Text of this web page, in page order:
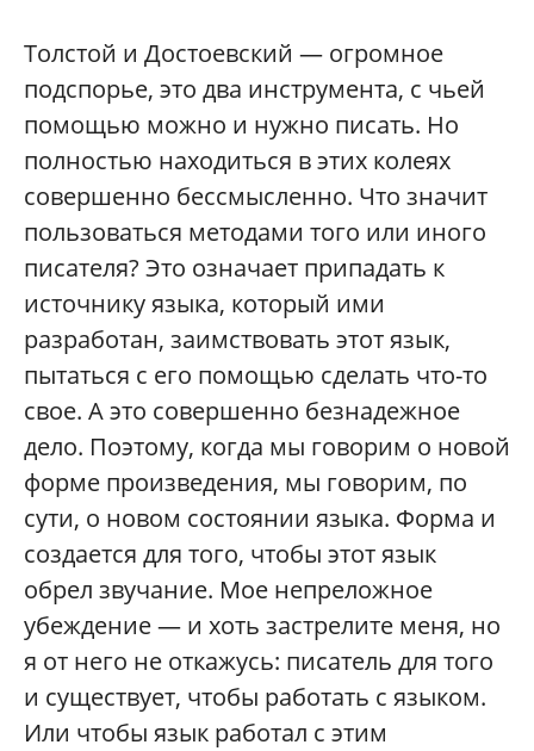
Толстой и Достоевский — огромное
подспорье, это два инструмента, с чьей
помощью можно и нужно писать. Но
полностью находиться в этих колеях
совершенно бессмысленно. Что значит
пользоваться методами того или иного
писателя? Это означает припадать к
источнику языка, который ими
разработан, заимствовать этот язык,
пытаться с его помощью сделать что-то
свое. А это совершенно безнадежное
дело. Поэтому, когда мы говорим о новой
форме произведения, мы говорим, по
сути, о новом состоянии языка. Форма и
создается для того, чтобы этот язык
обрел звучание. Мое непреложное
убеждение — и хоть застрелите меня, но
я от него не откажусь: писатель для того
и существует, чтобы работать с языком.
Или чтобы язык работал с этим